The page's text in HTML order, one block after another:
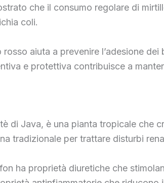
che il consumo regolare di
coli.
aiuta a prevenire l’adesione
e protettiva contribuisce a
di Java, è una pianta tropicale che
tradizionale per trattare disturbi
ha proprietà diuretiche che